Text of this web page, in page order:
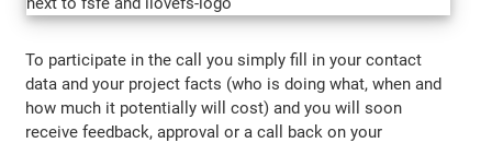
To participate in the call you simply fill in your contact
data and your project facts (who is doing what, when and
how much it potentially will cost) and you will soon
receive feedback, approval or a call back on your